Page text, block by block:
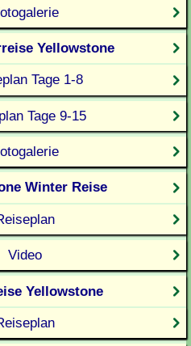
Yellowstone
Tage 1-8
Tage 9-15
Winter Reise
Video
Yellowstone